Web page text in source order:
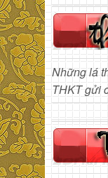
Những lá
THKT gửi